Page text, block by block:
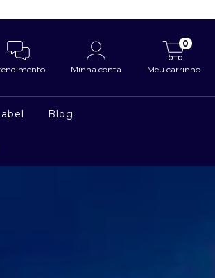
Minha conta Meu carrinho
0
Blog